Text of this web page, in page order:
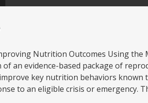
Nutrition Outcomes Using
an evidence-based package of
key nutrition behaviors
to an eligible crisis or emergency.